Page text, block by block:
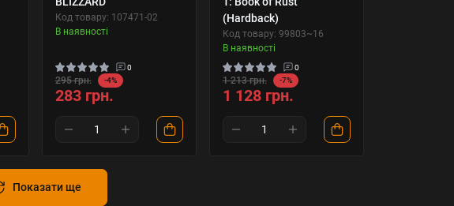
Код товару: 107471-02
В наявності
0
295 грн. -4%
283 грн.
(Hardback)
Код товару: 99803~16
В наявності
0
1 213 грн. -7%
1 128 грн.
Показати ще